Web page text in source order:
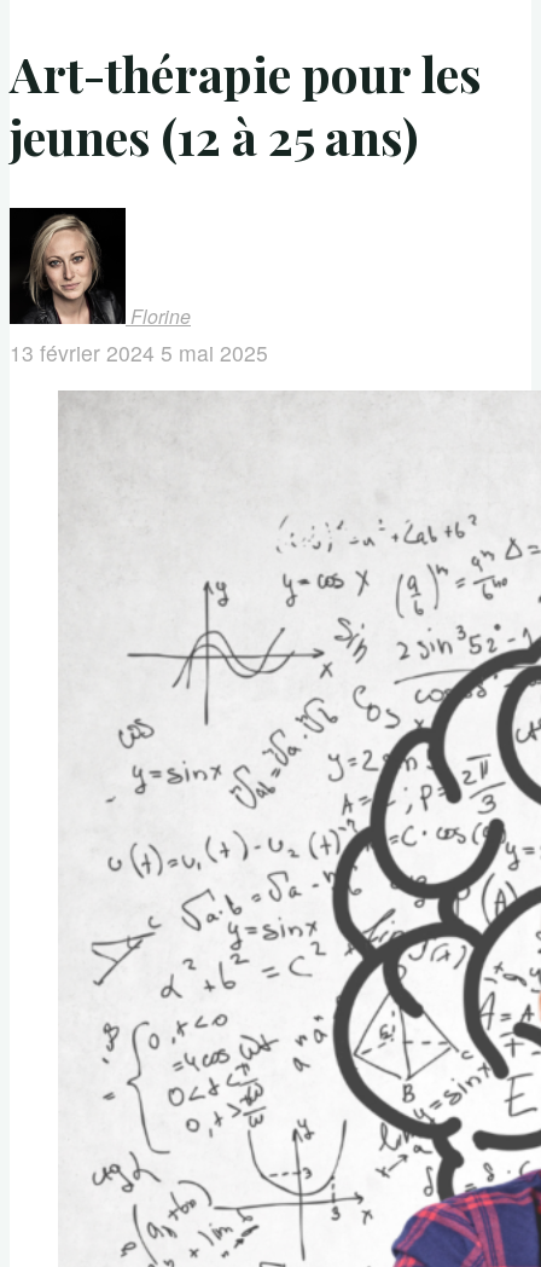
Art-thérapie pour les
jeunes (12 à 25 ans)
Florine
13 février 2024 5 mai 2025